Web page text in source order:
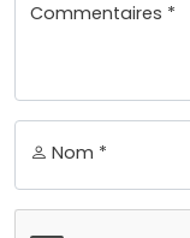
Commentaires *
Nom *